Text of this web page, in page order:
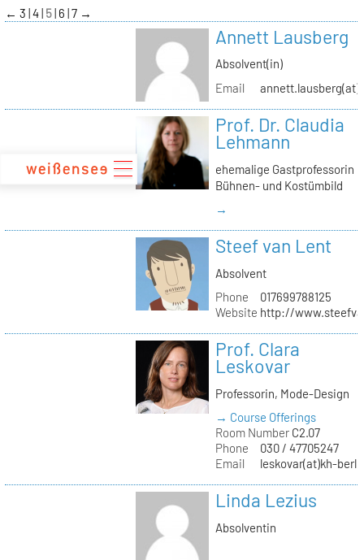
zum
Inhalt
← 3 4 5 6 7 →
Annett Lausberg
Absolvent(in)
Email
Prof. Dr. Claudia
Lehmann
ehemalige Gastprofessorin
Bühnen- und Kostümbild
→
Steef van Lent
Absolvent
Phone
017699788125
Website http://
Prof. Clara
Leskovar
Professorin, Mode-Design
→ Course Offerings
Room NumberC2.07
Phone
030 / 47705247
Email
leskovar(at)kh-
Linda Lezius
Absolventin